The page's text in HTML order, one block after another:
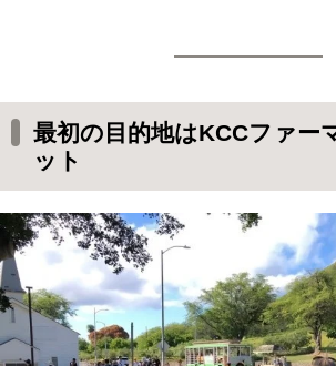
最初の目的地はKCCファー
ット